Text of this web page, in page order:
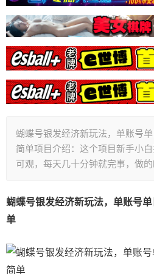
蝴蝶号银发经济新玩法，单账号
简单项目介绍：这个项目新手小
可观，每天几十分钟就完事，做
蝴蝶号银发经济新玩法，单账号
单